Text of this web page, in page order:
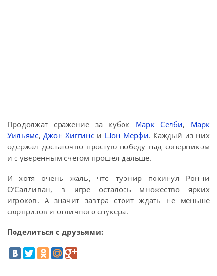
Продолжат сражение за кубок Марк Селби, Марк
Уильямс, Джон Хиггинс и Шон Мерфи. Каждый из них
одержал достаточно простую победу над соперником
и с уверенным счетом прошел дальше.
И хотя очень жаль, что турнир покинул Ронни
О’Салливан, в игре осталось множество ярких
игроков. А значит завтра стоит ждать не меньше
сюрпризов и отличного снукера.
Поделиться с друзьями: